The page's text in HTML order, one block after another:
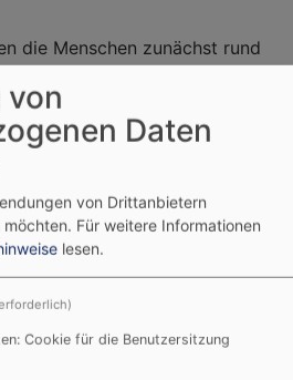
die Menschen zunächst rund
Ortsrand verlegt. Erst 1734
errichtet. Die Ecken des
Ein Chor ist nicht
Evangelisch-Lutherisches
Pfarramt
von
Daten
von Drittanbietern
Für weitere Informationen
lesen.
Cookie für die Benutzersitzung